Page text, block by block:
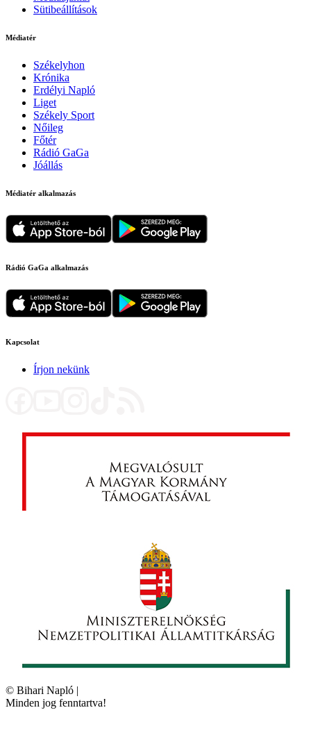
Sütibeállítások
Médiatér
Székelyhon
Krónika
Erdélyi Napló
Liget
Székely Sport
Nőileg
Főtér
Rádió GaGa
Jóállás
Médiatér alkalmazás
Rádió GaGa alkalmazás
Kapcsolat
Írjon nekünk
© Bihari Napló |
Minden jog fenntartva!